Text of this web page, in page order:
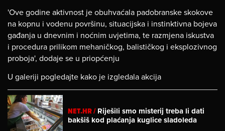
'Ove godine aktivnost je obuhvaćala padobranske skokove
na kopnu i vodenu površinu, situacijska i instinktivna bojeva
gađanja u dnevnim i noćnim uvjetima, te razmjena iskustva
i procedura prilikom mehaničkog, balističkog i eksplozivnog
proboja', dodaje se u priopćenju
U galeriji pogledajte kako je izgledala akcija
NET.HR /Riješili smo misterij treba li dati
bakšiš kod plaćanja kuglice sladoleda